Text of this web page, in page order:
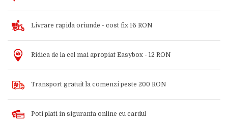
Livrare rapida oriunde - cost fix 16 RON
Ridica de la cel mai apropiat Easybox - 12 RON
Transport gratuit la comenzi peste 200 RON
Poti plati in siguranta online cu cardul